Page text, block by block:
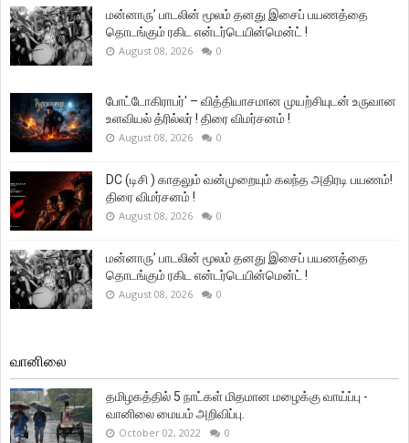
மன்னாரு’ பாடலின் மூலம் தனது இசைப் பயணத்தை
தொடங்கும் ரகிட என்டர்டெயின்மென்ட் !
August 08, 2026 0
போட்டோகிராபர்' – வித்தியாசமான முயற்சியுடன் உருவான
உளவியல் த்ரில்லர் ! திரை விமர்சனம் !
August 08, 2026 0
DC (டிசி ) காதலும் வன்முறையும் கலந்த அதிரடி பயணம்!
திரை விமர்சனம் !
August 08, 2026 0
மன்னாரு’ பாடலின் மூலம் தனது இசைப் பயணத்தை
தொடங்கும் ரகிட என்டர்டெயின்மென்ட் !
August 08, 2026 0
வானிலை
தமிழகத்தில் 5 நாட்கள் மிதமான மழைக்கு வாய்ப்பு -
வானிலை மையம் அறிவிப்பு.
October 02, 2022 0